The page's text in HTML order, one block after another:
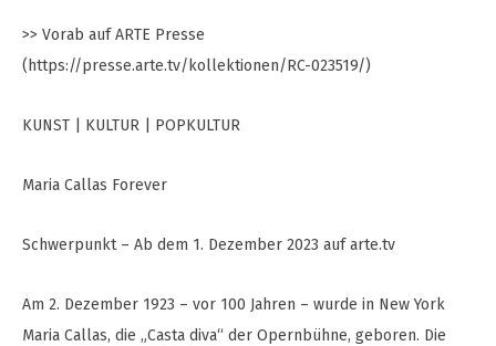
>> Vorab auf ARTE Presse
(https://presse.arte.tv/kollektionen/RC-023519/)
KUNST | KULTUR | POPKULTUR
Maria Callas Forever
Schwerpunkt – Ab dem 1. Dezember 2023 auf arte.tv
Am 2. Dezember 1923 – vor 100 Jahren – wurde in New York
Maria Callas, die „Casta diva“ der Opernbühne, geboren. Die